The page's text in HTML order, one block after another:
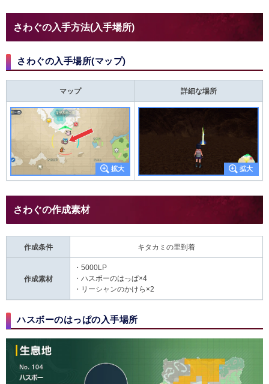
さわぐの入手方法(入手場所)
さわぐの入手場所(マップ)
マップ 詳細な場所
さわぐの作成素材
作成条件 キタカミの里到着
作成素材
・5000LP
・ ハスボーのはっぱ×4
・ リーシャンのかけら ×2
ハスボーのはっぱの入手場所